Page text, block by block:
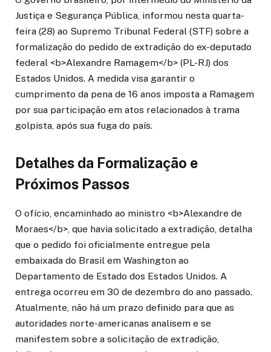
Justiça e Segurança Pública, informou nesta quarta-
feira (28) ao Supremo Tribunal Federal (STF) sobre a
formalização do pedido de extradição do ex-deputado
federal <b>Alexandre Ramagem</b> (PL-RJ) dos
Estados Unidos. A medida visa garantir o
cumprimento da pena de 16 anos imposta a Ramagem
por sua participação em atos relacionados à trama
golpista, após sua fuga do país.
Detalhes da Formalização e
Próximos Passos
O ofício, encaminhado ao ministro <b>Alexandre de
Moraes</b>, que havia solicitado a extradição, detalha
que o pedido foi oficialmente entregue pela
embaixada do Brasil em Washington ao
Departamento de Estado dos Estados Unidos. A
entrega ocorreu em 30 de dezembro do ano passado.
Atualmente, não há um prazo definido para que as
autoridades norte-americanas analisem e se
manifestem sobre a solicitação de extradição,